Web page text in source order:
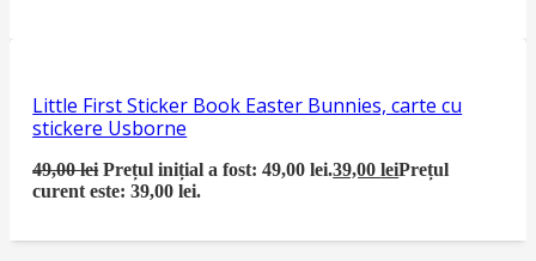
Little First Sticker Book Easter Bunnies, carte cu
stickere Usborne
49,00lei Prețul inițial a fost: 49,00 lei.39,00leiPrețul
curent este: 39,00 lei.